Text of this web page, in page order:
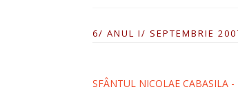
6/ ANUL I/ SEPTEMBRIE
SFÂNTUL NICOLAE CABASILA